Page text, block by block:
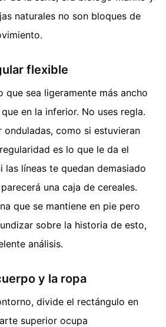
naturales no son bloques de
flexible
que sea ligeramente más ancho
en la inferior. No uses regla.
onduladas, como si estuvieran
es lo que le da el
las líneas te quedan demasiado
una caja de cereales.
que se mantiene en pie pero
sobre la historia de esto,
análisis.
y la ropa
divide el rectángulo en
superior ocupa